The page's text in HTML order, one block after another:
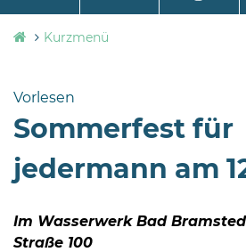
Stadtverwaltung
Bramstedt
24576 Bad
Bramstedt
506-
language
Kurzmenü
Vorlesen
Sommerfest für
jedermann am
Im Wasserwerk Bad
Straße 100